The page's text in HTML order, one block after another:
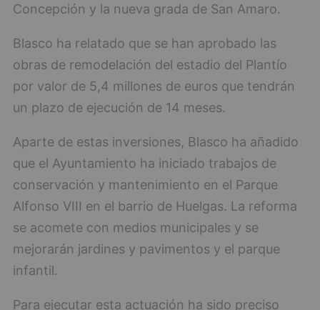
Concepción y la nueva grada de San Amaro.
Blasco ha relatado que se han aprobado las
obras de remodelación del estadio del Plantío
por valor de 5,4 millones de euros que tendrán
un plazo de ejecución de 14 meses.
Aparte de estas inversiones, Blasco ha añadido
que el Ayuntamiento ha iniciado trabajos de
conservación y mantenimiento en el Parque
Alfonso VIII en el barrio de Huelgas. La reforma
se acomete con medios municipales y se
mejorarán jardines y pavimentos y el parque
infantil.
Para ejecutar esta actuación ha sido preciso